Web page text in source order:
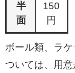
半
面
150
円
ボール類、ラ
ついては、用意